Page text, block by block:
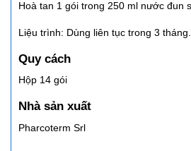
Hoà tan 1 gói trong 250 ml nước đun
Liệu trình: Dùng liên tục trong 3 tháng.
Quy cách
Hộp 14 gói
Nhà sản xuất
Pharcoterm Srl